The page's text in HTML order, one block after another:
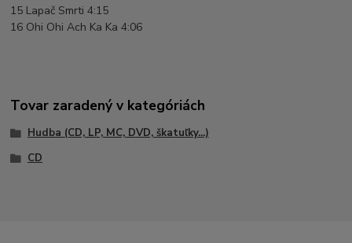
15 Lapač Smrti 4:15
16 Ohi Ohi Ach Ka Ka 4:06
Tovar zaradený v kategóriách
Hudba (CD, LP, MC, DVD, škatuľky...)
CD